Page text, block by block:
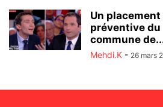
Un
préventive du
commune
Mehdi.K - 26 mars